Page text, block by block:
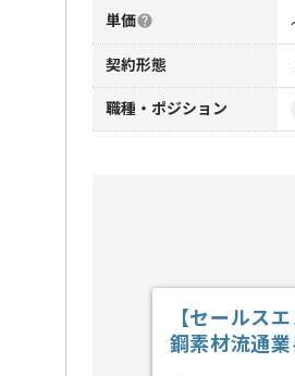
単価
契約形態
職種・ポジション
【セールス
鋼素材流通